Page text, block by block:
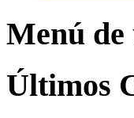
Menú de
Últimos